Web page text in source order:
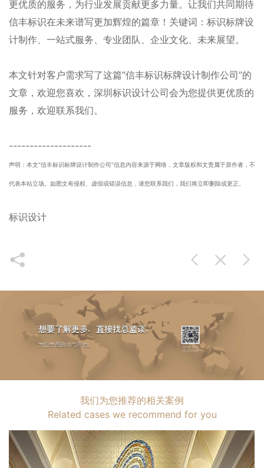
更优质的服务，为行业发展贡献更多力量。让我们共同期待
信丰标识在未来谱写更加辉煌的篇章！关键词：标识标牌设
计制作、一站式服务、专业团队、企业文化、未来展望。
本文针对客户需求写了这篇“信丰标识标牌设计制作公司”的
文章，欢迎您喜欢 ， 深圳 标识设计公司会为您提供更优质的
服务，欢迎联系我们。
--------------------
声明：本文“信丰标识标牌设计制作公司”信息内容来源于网络，文章版权和文责属于原作者，不
代表本站立场。如图文有侵权、虚假或错误信息，请您联系我们，我们将立即删除或更正。
标识设计
我们为您推荐的相关案例
Related cases we recommend for you